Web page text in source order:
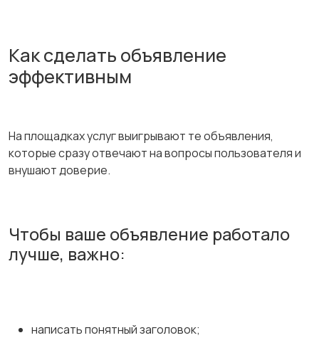
Как сделать объявление
эффективным
На площадках услуг выигрывают те объявления,
которые сразу отвечают на вопросы пользователя и
внушают доверие.
Чтобы ваше объявление работало
лучше, важно:
написать понятный заголовок;